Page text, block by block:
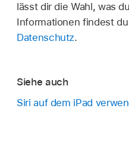
lässt dir die Wahl, was
Informationen findest
Datenschutz.
Siehe auch
Siri auf dem iPad